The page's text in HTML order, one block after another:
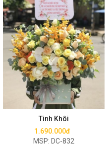
Tinh Khôi
1.690.000đ
MSP: DC-832
Mua ngay